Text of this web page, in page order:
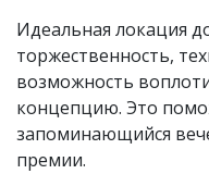
Идеальная локация
торжественность,
возможность
концепцию. Это
запоминающийся
премии.